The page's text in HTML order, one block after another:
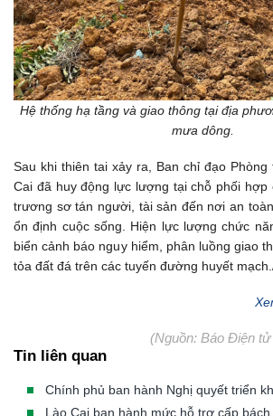
Hệ thống hạ tầng và giao thông tại địa
mưa dông.
Sau khi thiên tai xảy ra, Ban chỉ đạo
Cai đã huy động lực lượng tại chỗ phối hợp
trương sơ tán người, tài sản đến nơi an
ổn định cuộc sống. Hiện lực lượng chức
biển cảnh báo nguy hiểm, phân luồng giao
tỏa đất đá trên các tuyến đường huyết
(Nguồn: Báo Điện
Tin liên quan